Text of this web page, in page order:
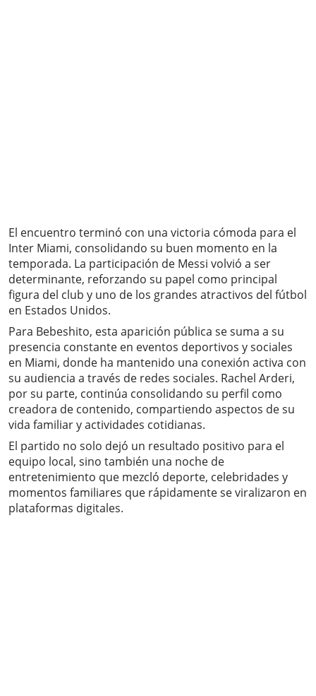
El encuentro terminó con una victoria cómoda para el
Inter Miami, consolidando su buen momento en la
temporada. La participación de Messi volvió a ser
determinante, reforzando su papel como principal
figura del club y uno de los grandes atractivos del fútbol
en Estados Unidos.
Para Bebeshito, esta aparición pública se suma a su
presencia constante en eventos deportivos y sociales
en Miami, donde ha mantenido una conexión activa con
su audiencia a través de redes sociales. Rachel Arderi,
por su parte, continúa consolidando su perfil como
creadora de contenido, compartiendo aspectos de su
vida familiar y actividades cotidianas.
El partido no solo dejó un resultado positivo para el
equipo local, sino también una noche de
entretenimiento que mezcló deporte, celebridades y
momentos familiares que rápidamente se viralizaron en
plataformas digitales.